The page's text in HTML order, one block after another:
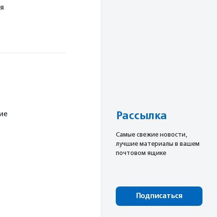
Рассылка
Cамые свежие новости,
лучшие материалы в вашем
почтовом ящике
Подписаться